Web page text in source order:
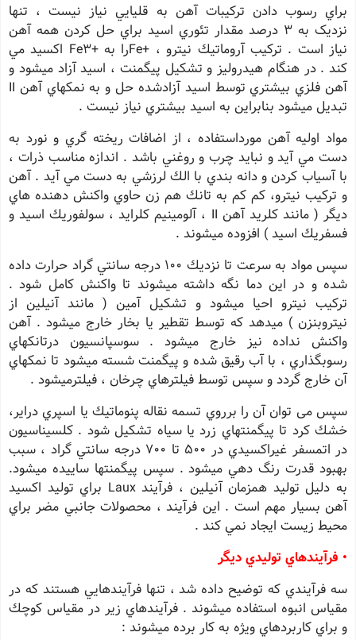
براي رسوب دادن تركيبات آهن به قليايي نياز نيست ، تنها
نزديک به
تئوري اسيد براي حل كردن همه آهن
نياز است . تركيب آروماتيك نيترو ، +Feرا به +Fe3 اكسيد مي
كند . در هنگام هيدروليز و تشكيل پيگمنت ، اسيد آزاد ميشود و
آهن فلزي بيشتري توسط اسيد آزادشده حل و به نمكهاي آهن II
تبديل ميشود بنابراين به اسيد بيشتري نياز نيست .
مواد اوليه آهن مورداستفاده ، از اضافات ريخته گري و نورد به
دست مي آيد و نبايد چرب و روغني باشد . اندازه مناسب ذرات ،
با آسياب كردن و دانه بندي با الك لرزشي به دست مي آيد . آهن
و تركيب نيترو، كم كم به تانك هم زن حاوي واكنش دهنده هاي
ديگر ( مانند كلريد آهن II ، آلومينيم كلرايد ، سولفوريك اسيد و
فسفريك اسيد ) افزوده ميشوند .
سپس مواد به سرعت تا نزديك 100 درجه سانتي گراد حرارت داده
شده و در اين دما نگه داشته ميشوند تا واكنش كامل شود .
تركيب نيترو احيا ميشود و تشكيل آمين ( مانند آنيلين از
نيتروبنزن ) میدهد كه توسط تقطير يا بخار خارج ميشود . آهن
واكنش نداده نيز خارج ميشود . سوسپانسيون درتانكهاي
رسوبگذاري ، با آب رقيق شده و پيگمنت شسته ميشود تا نمكهاي
آن خارج گردد و سپس توسط فيلترهاي چرخان ، فيلترميشود .
سپس می توان آن را برروي تسمه نقاله پنوماتيك يا اسپري دراير،
خشك كرد تا پيگمنتهاي زرد يا سياه تشكيل شود . كلسيناسيون
در اتمسفر غيراكسيدي در 500 تا 700 درجه سانتي گراد ، سبب
بهبود قدرت رنگ دهي ميشود . سپس پيگمنتها ساييده ميشود.
به دليل توليد همزمان آنيلين ، فرآيند Laux براي توليد اكسيد
آهن بسيار مهم است . اين فرآيند ، محصولات جانبي مضر براي
محيط زيست ايجاد نمي كند .
• فرآيندهاي توليدي ديگر
سه فرآيندي كه توضيح داده شد ، تنها فرآيندهايي هستند كه در
مقياس انبوه استفاده ميشوند . فرآيندهاي زير در مقياس كوچك
و براي كاربردهاي ويژه به كار برده ميشوند :